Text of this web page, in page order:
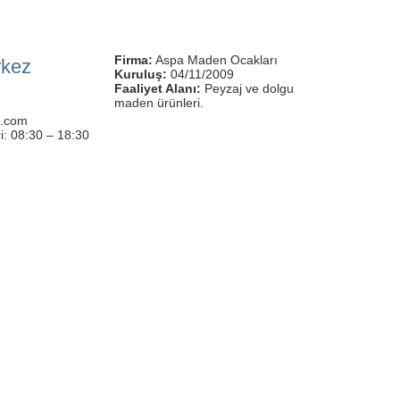
08:30 – 18:30
Firma: Aspa Maden Ocakları
Kuruluş: 04/11/2009
Faaliyet Alanı: Peyzaj ve dolgu
maden ürünleri.